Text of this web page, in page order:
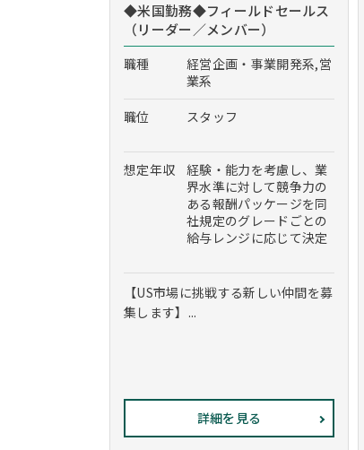
◆米国勤務◆フィールドセールス
（リーダー／メンバー）
職種
経営企画・事業開発系,営
業系
職位
スタッフ
想定年収
経験・能力を考慮し、業
界水準に対して競争力の
ある報酬パッケージを同
社規定のグレードごとの
給与レンジに応じて決定
【US市場に挑戦する新しい仲間を募
集します】...
詳細を見る